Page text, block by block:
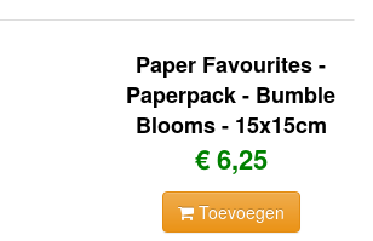
Paper Favourites -
Paperpack - Bumble
Blooms - 15x15cm
€ 6,25
Toevoegen